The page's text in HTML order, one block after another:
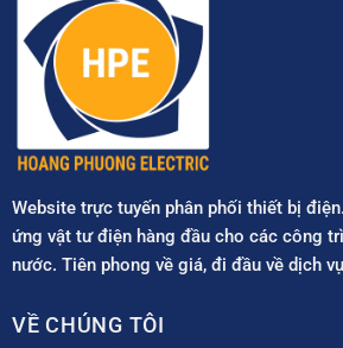
Website trực tuyến phân phối thiết bị
ứng vật tư điện hàng đầu cho các công
nước. Tiên phong về giá, đi đầu về dịch
VỀ CHÚNG TÔI